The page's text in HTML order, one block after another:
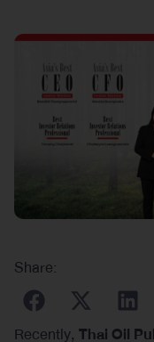
Share:
Recently, Thai Oil